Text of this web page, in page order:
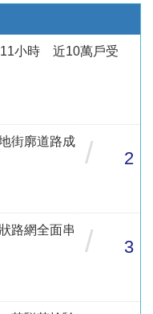
小時 近10萬戶受
街廓道路成
/ 2
路網全面串
/ 3